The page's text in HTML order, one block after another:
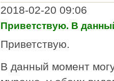
2018-02-20 09:06
Приветствую. В
Приветствую.
В данный момент